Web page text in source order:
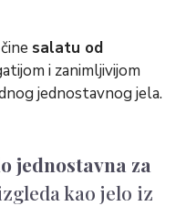
salatu od
i zanimljivijom
jednostavnog jela.
jednostavna za
kao jelo iz